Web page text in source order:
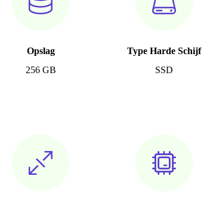
Opslag
256 GB
Type Harde Schijf
SSD